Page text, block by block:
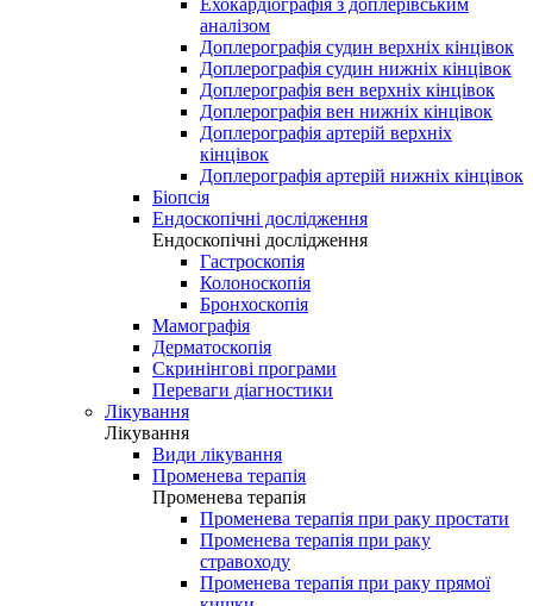
Ехокардіографія з доплерівським
аналізом
Доплерографія судин верхніх кінцівок
Доплерографія судин нижніх кінцівок
Доплерографія вен верхніх кінцівок
Доплерографія вен нижніх кінцівок
Доплерографія артерій верхніх
кінцівок
Доплерографія артерій нижніх кінцівок
Біопсія
Ендоскопічні дослідження
Ендоскопічні дослідження
Гастроскопія
Колоноскопія
Бронхоскопія
Мамографія
Дерматоскопія
Скринінгові програми
Переваги діагностики
Лікування
Лікування
Види лікування
Променева терапія
Променева терапія
Променева терапія при раку простати
Променева терапія при раку
стравоходу
Променева терапія при раку прямої